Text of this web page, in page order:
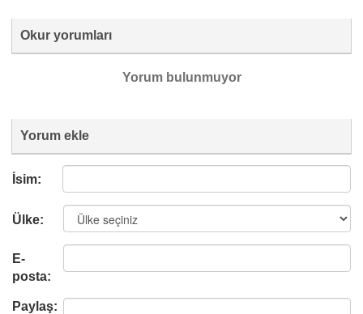
Okur yorumları
Yorum bulunmuyor
Yorum ekle
İsim:
Ülke:
E-
posta:
Paylaş: